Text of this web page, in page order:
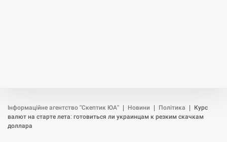
Інформаційне агентство "Скептик ЮА" Новини Політика
Курс
валют на старте лета: готовиться ли украинцам к резким скачкам
доллара